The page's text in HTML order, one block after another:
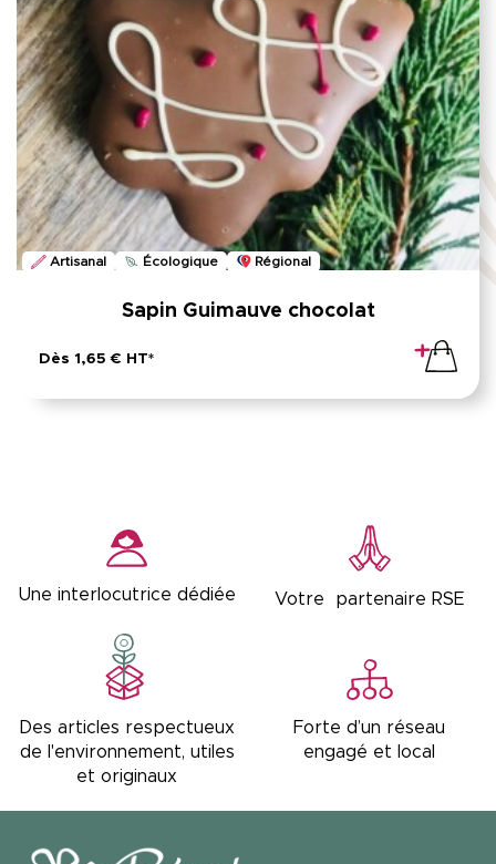
Artisanal Écologique Régional
Sapin Guimauve chocolat
Dès 1,65 € HT*
Une interlocutrice dédiée Votre partenaire RSE
Des articles respectueux
de l'environnement, utiles
et originaux
Forte d’un réseau
engagé et local